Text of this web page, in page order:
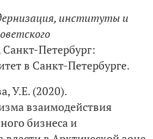
институты и
Санкт-Петербург:
в Санкт-Петербурге.
У.Е. (2020).
взаимодействия
бизнеса и